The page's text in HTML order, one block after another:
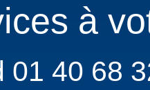
à
40 68